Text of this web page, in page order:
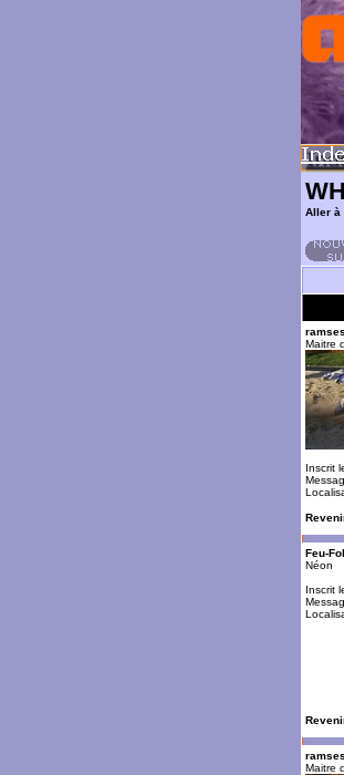
Aller à
Maitre
Inscrit
Feu-
Néon
Inscrit
Maitre